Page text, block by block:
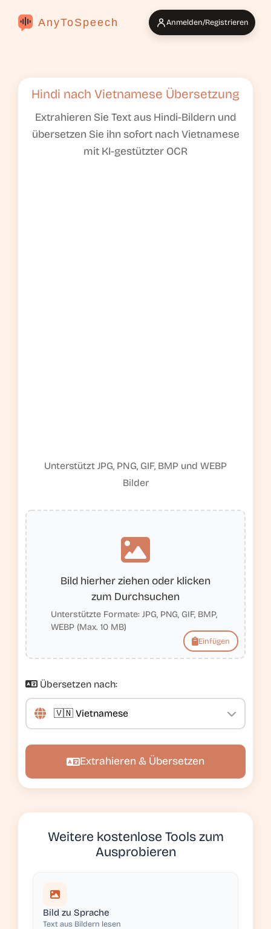
AnyToSpeech Anmelden/Registrieren
Hindi nach Vietnamese Übersetzung
Extrahieren Sie Text aus Hindi-Bildern und
übersetzen Sie ihn sofort nach Vietnamese
mit KI-gestützter OCR
Unterstützt JPG, PNG, GIF, BMP und WEBP
Bilder
Bild hierher ziehen oder klicken
zum Durchsuchen
Unterstützte Formate: JPG, PNG, GIF, BMP,
WEBP (Max. 10 MB)
Einfügen
Übersetzen nach:
Extrahieren & Übersetzen
Weitere kostenlose Tools zum
Ausprobieren
Bild zu Sprache
Text aus Bildern lesen